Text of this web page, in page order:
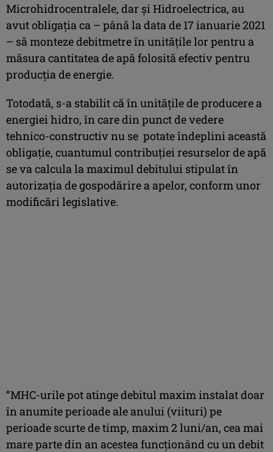
Microhidrocentralele, dar și Hidroelectrica, au
avut obligația ca – până la data de 17 ianuarie 2021
– să monteze debitmetre în unitățile lor pentru a
măsura cantitatea de apă folosită efectiv pentru
producția de energie.
Totodată, s-a stabilit că în unitățile de producere a
energiei hidro, în care din punct de vedere
tehnico-constructiv nu se potate îndeplini această
obligație, cuantumul contribuției resurselor de apă
se va calcula la maximul debitului stipulat în
autorizația de gospodărire a apelor, conform unor
modificări legislative.
“MHC-urile pot atinge debitul maxim instalat doar
în anumite perioade ale anului (viituri) pe
perioade scurte de timp, maxim 2 luni/an, cea mai
mare parte din an acestea funcționând cu un debit